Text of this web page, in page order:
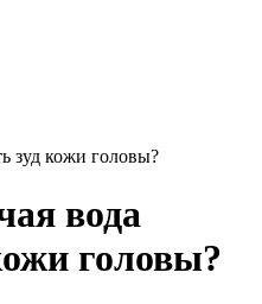
зуд кожи головы?
вода
головы?